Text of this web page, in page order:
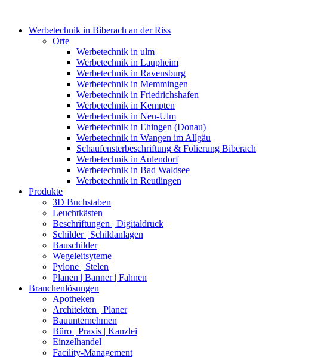
Werbetechnik in Biberach an der Riss
Orte
Werbetechnik in ulm
Werbetechnik in Laupheim
Werbetechnik in Ravensburg
Werbetechnik in Memmingen
Werbetechnik in Friedrichshafen
Werbetechnik in Kempten
Werbetechnik in Neu-Ulm
Werbetechnik in Ehingen (Donau)
Werbetechnik in Wangen im Allgäu
Schaufensterbeschriftung & Folierung Biberach
Werbetechnik in Aulendorf
Werbetechnik in Bad Waldsee
Werbetechnik in Reutlingen
Produkte
3D Buchstaben
Leuchtkästen
Beschriftungen | Digitaldruck
Schilder| Schildanlagen
Bauschilder
Wegeleitsyteme
Pylone | Stelen
Planen | Banner | Fahnen
Branchenlösungen
Apotheken
Architekten | Planer
Bauunternehmen
Büro | Praxis | Kanzlei
Einzelhandel
Facility-Management